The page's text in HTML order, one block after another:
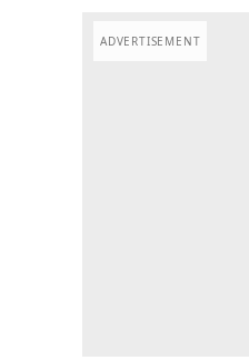
ADVERTISEMENT